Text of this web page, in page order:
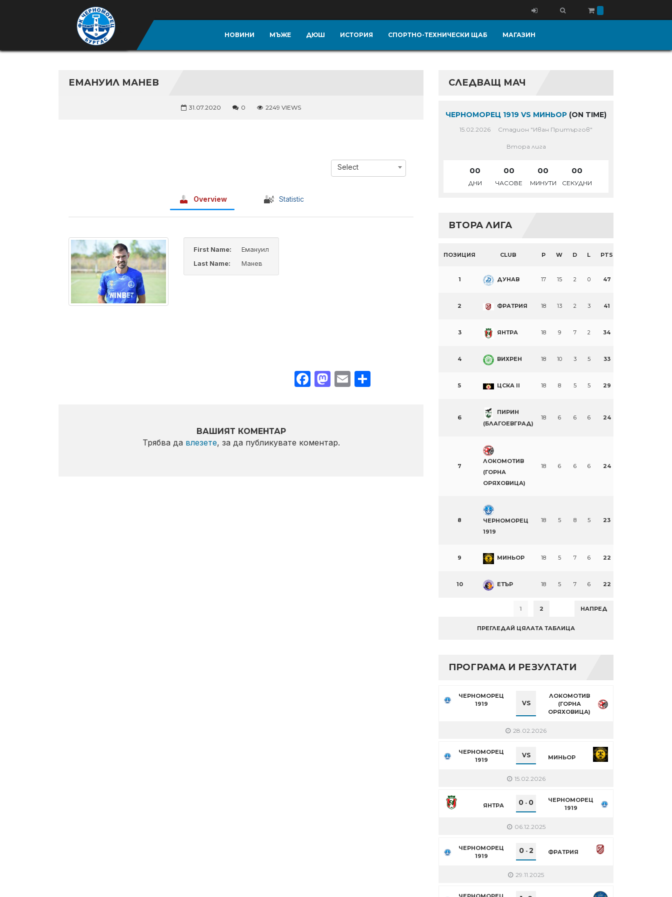
НОВИНИ МЪЖЕ ДЮШ ИСТОРИЯ СПОРТНО-ТЕХНИЧЕСКИ ЩАБ МАГАЗИН
ЕМАНУИЛ МАНЕВ
31.07.2020 0 2249 VIEWS
Select
Overview Statistic
First Name:
Емануил
Last Name:
Манев
Facebook
Mastodon
EmailShare
ВАШИЯТ КОМЕНТАР
Трябва да влезете, за да публикувате коментар.
СЛЕДВАЩ МАЧ
ЧЕРНОМОРЕЦ 1919 VS МИНЬОР (ON TIME)
15.02.2026 Стадион "Иван Притъргов"
Втора лига
00
ДНИ
00
ЧАСОВЕ
00
МИНУТИ
00
СЕКУДНИ
ВТОРА ЛИГА
ПОЗИЦИЯ CLUB P W D L PTS
1 ДУНАВ 17 15 2 0 47
2 ФРАТРИЯ 18 13 2 3 41
3 ЯНТРА 18 9 7 2 34
4 ВИХРЕН 18 10 3 5 33
5 ЦСКА II 18 8 5 5 29
6
ПИРИН
(БЛАГОЕВГРАД)
18 6 6 6 24
7
ЛОКОМОТИВ
(ГОРНА
ОРЯХОВИЦА)
18 6 6 6 24
8
ЧЕРНОМОРЕЦ
1919
18 5 8 5 23
9 МИНЬОР 18 5 7 6 22
10 ЕТЪР 18 5 7 6 22
1 2 НАПРЕД
ПРЕГЛЕДАЙ ЦЯЛАТА ТАБЛИЦА
ПРОГРАМА И РЕЗУЛТАТИ
ЧЕРНОМОРЕЦ
1919
VS
ЛОКОМОТИВ
(ГОРНА
ОРЯХОВИЦА)
28.02.2026
ЧЕРНОМОРЕЦ
1919
VS МИНЬОР
15.02.2026
ЯНТРА 0 - 0
ЧЕРНОМОРЕЦ
1919
06.12.2025
ЧЕРНОМОРЕЦ
1919
0- 2 ФРАТРИЯ
29.11.2025